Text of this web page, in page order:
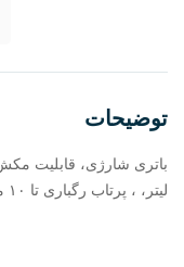
توضیحات
لیتر، ، پرتاب رگباری تا ۱۰ متر ، ضد نشتی ،آب ساخت چین